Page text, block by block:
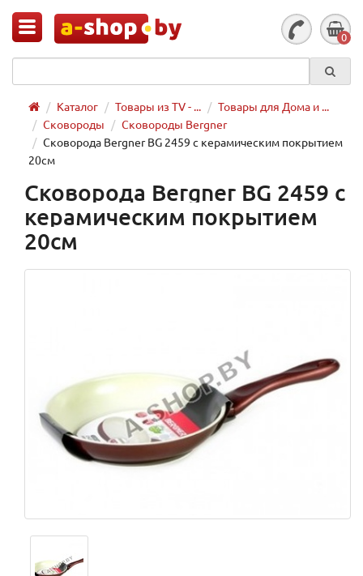
0
Каталог Товары из TV - ...
Товары для Дома и ...
Сковороды
Сковороды Bergner
Сковорода Bergner BG 2459 с керамическим покрытием
20см
Сковорода Bergner BG 2459 с
керамическим покрытием
20см